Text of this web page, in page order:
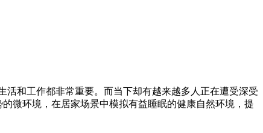
和工作都非常重要。而当下却有越来越多人正在遭受深受
微环境，在居家场景中模拟有益睡眠的健康自然环境，提